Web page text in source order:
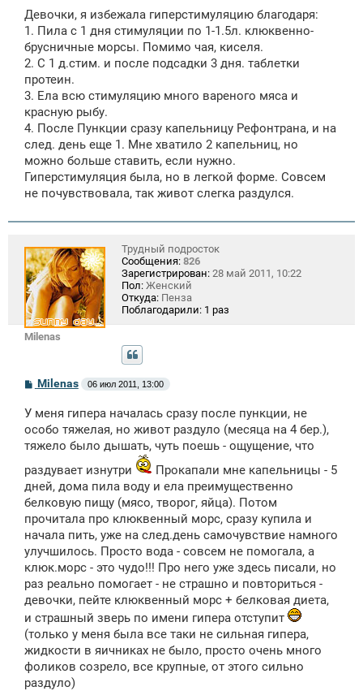
б
щ
н
и
Девочки, я избежала гиперстимуляцию благодаря:
1. Пила с 1 дня стимуляции по 1-1.5л. клюквенно-
брусничные морсы. Помимо чая, киселя.
2. С 1 д.стим. и после подсадки 3 дня. таблетки
протеин.
3. Ела всю стимуляцию много вареного мяса и
красную рыбу.
4. После Пункции сразу капельницу Рефонтрана, и на
след. день еще 1. Мне хватило 2 капельниц, но
можно больше ставить, если нужно.
Гиперстимуляция была, но в легкой форме. Совсем
не почувствовала, так живот слегка раздулся.
Milenas
Трудный подросток
Сообщения: 826
Зарегистрирован: 28 май 2011, 10:22
Пол: Женский
Откуда: Пенза
Поблагодарили: 1 раз
С
б
щ
н
е
Milenas 06 июл 2011, 13:00
У меня гипера началась сразу после пункции, не
особо тяжелая, но живот раздуло (месяца на 4 бер.),
тяжело было дышать, чуть поешь - ощущение, что
раздувает изнутри
Прокапали мне капельницы - 5
дней, дома пила воду и ела преимущественно
белковую пищу (мясо, творог, яйца). Потом
прочитала про клюквенный морс, сразу купила и
начала пить, уже на след.день самочувствие намного
улучшилось. Просто вода - совсем не помогала, а
клюк.морс - это чудо!!! Про него уже здесь писали, но
раз реально помогает - не страшно и повториться -
девочки, пейте клюквенный морс + белковая диета,
и страшный зверь по имени гипера отступит
(только у меня была все таки не сильная гипера,
жидкости в яичниках не было, просто очень много
фоликов созрело, все крупные, от этого сильно
раздуло)